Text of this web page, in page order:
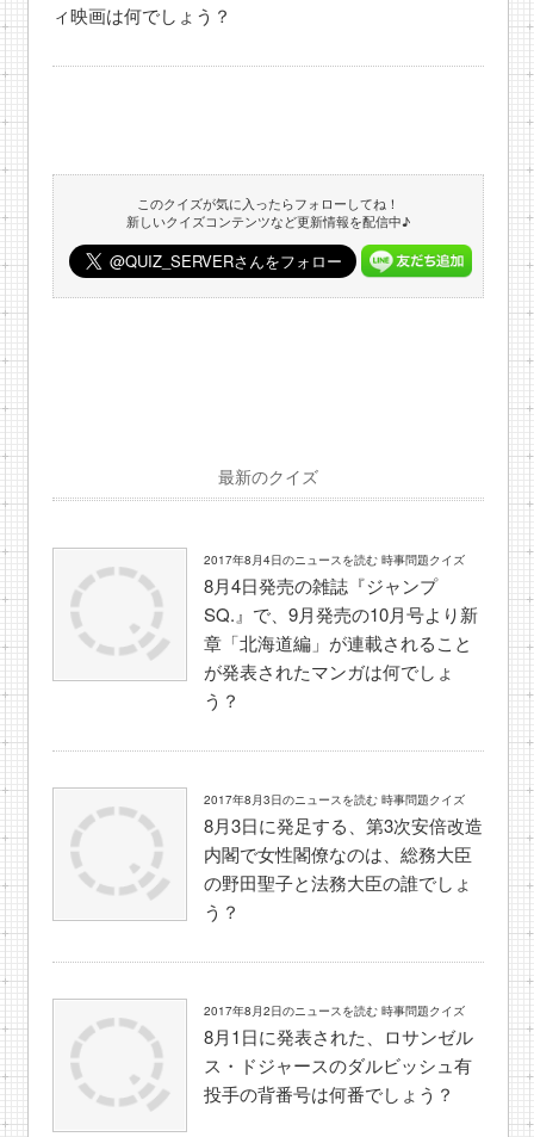
ィ映画は何でしょう？
このクイズが気に入ったらフォローしてね！
新しいクイズコンテンツなど更新情報を配信中♪
最新のクイズ
2017年8月4日のニュースを読む 時事問題クイズ
8月4日発売の雑誌『ジャンプ
SQ.』で、9月発売の10月号より新
章「北海道編」が連載されること
が発表されたマンガは何でしょ
う？
2017年8月3日のニュースを読む 時事問題クイズ
8月3日に発足する、第3次安倍改造
内閣で女性閣僚なのは、総務大臣
の野田聖子と法務大臣の誰でしょ
う？
2017年8月2日のニュースを読む 時事問題クイズ
8月1日に発表された、ロサンゼル
ス・ドジャースのダルビッシュ有
投手の背番号は何番でしょう？